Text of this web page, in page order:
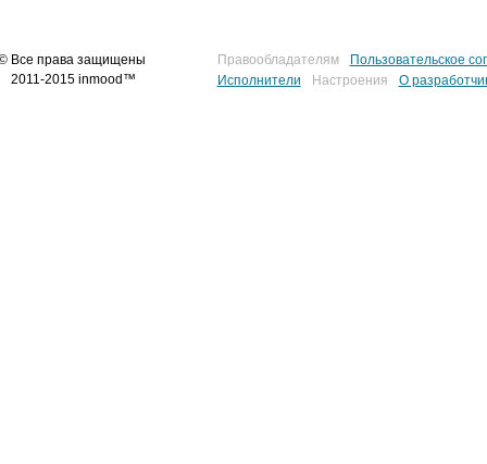
Все права защищены
2011-2015 inmood™
Правообладателям
Пользовательское
Исполнители
Настроения О